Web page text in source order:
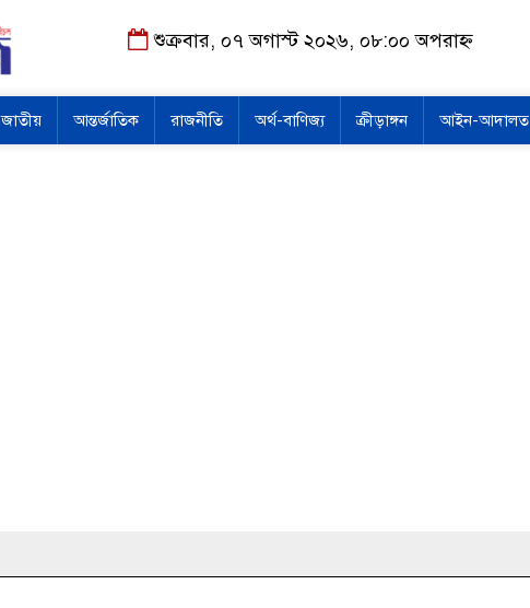
শুক্রবার, ০৭ অগাস্ট ২০২৬, ০৮:০০ অপরাহ্ন
জাতীয় আন্তর্জাতিক রাজনীতি অর্থ-বাণিজ্য ক্রীড়াঙ্গন আইন-আদালত